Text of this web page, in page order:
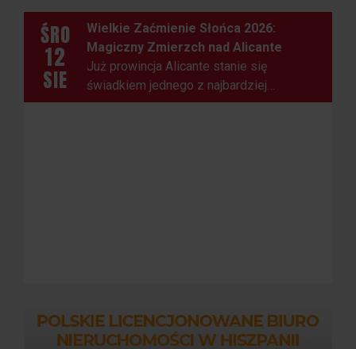
ŚRO
12
SIE
Wielkie Zaćmienie Słońca 2026:
Magiczny Zmierzch nad Alicante
Już prowincja Alicante stanie się
świadkiem jednego z najbardziej
spektakularnych zjawisk astronomicznych